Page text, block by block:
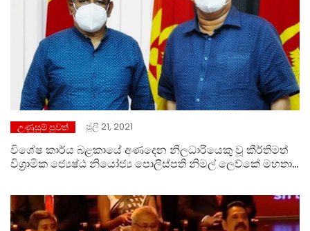
උණුසුම් පුවත් ජූලි 21, 2021
විශේෂ කාර්ය බළකායේ අණදෙන නිලධාරියෙකු වූ කීර්තිමත්
විශ්‍රාමික ජ්‍යෙෂ්ඨ නියෝජ්‍ය පොලිස්පති නිමල් ලෙව්කේ මහතා